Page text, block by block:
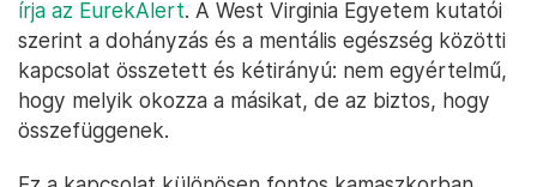
írja az EurekAlert. A West Virginia Egyetem kutatói
szerint a dohányzás és a mentális egészség közötti
kapcsolat összetett és kétirányú: nem egyértelmű,
hogy melyik okozza a másikat, de az biztos, hogy
összefüggenek.